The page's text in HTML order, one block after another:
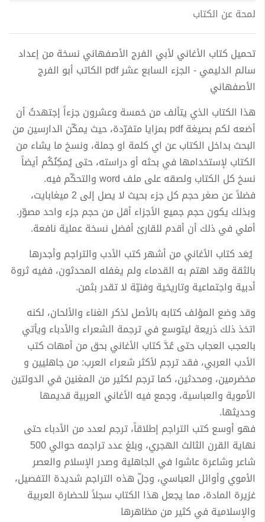
لمحة عن الكتاب
تحميل كتاب الأغاني لأبي الفرج الأصفهاني نسخة من إعداد
سالم الدليمي - الجزء السابع عشر pdf الكاتب أبو الفرج
الأصفهاني
هذا الكتاب الذي يتألف من خمسة وعشرون جزءاً إجتهدتُ أن
أضعه لكم بصيغة pdf بمزايا متفرّدة، حيث يمكّن الدارسين من
البحث بداخل الكتاب عن اي كلمة او جملة، ونسخ ما يشاء من
الكتاب لإستخدامها في بحثه أو دراسته، حتى يُمكِنُكُم أيضاً
نسخ كل الكتاب ولصقه على ملف word والتحكّم فيه.
فضلاً عن صغر حجم كل جزء بحيث لا يصل إلى 2 ميغابايت،
وبذلك يكون حجم جميع الأجزاء أقل من حجم جزء واحد مصوّر.
أملي في ذلك أن أقدم للقارئ أفضل نسخة عملية نافعة.
يُعَد كتاب الأغاني من أشهر كتب الأدب والتراجم وأجدرها
بالثقة وقد اهتم به القدماء ولم يغفله المحدثون، ففيه ثروة
أدبية واجتماعية وتاريخية وفنيّة لا تقدر بثمن.
وقد وضع المؤلف كتابه بالأصل لذكر الغناء والألحان، لكنه
اتخذ ذلك ذريعة ليتوسع في ترجمة الشعراء والأدباء ويأتي
بالعجب العجاب حتى عُدَّ كتاب الأغاني بحق من أمهات كتب
الأدب العربي، فقد ترجم لأكثر شعراء العرب: من جاهليين و
مخضرمين، ومحدثين، كما ترجم لكثير من المغنين في الدولتين
الأموية والعباسية، وجمع فيه الأغاني العربية قديمها
وحديثها.
فهو أوسع كتب التراجم إطلاقاً، ترجم لعدد من الأدباء حتى
نهاية القرن الثالث الهجري، وبلغ عدد تراجمه حوالي 500
شاعر وشاعرة عاشوا في الجاهلية وصدر الإسلام والعصر
الأموي وأوائل العباسي، وجلّ هذه التراجم شديدة التفصيل،
غزيرة المادة، مما يجعل هذا الكتاب سجلاً للحضارة العربية
والإسلامية في كثير من مظاهرها